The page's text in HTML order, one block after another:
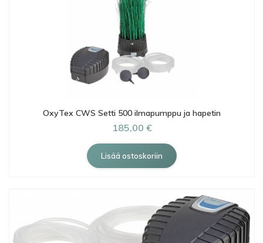
OxyTex CWS Setti 500 ilmapumppu ja hapetin
185,00 €